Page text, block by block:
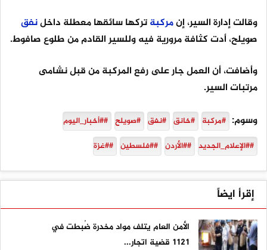
وقالت إدارة السير، إنمركبةتركها سائقها معطلة داخلنفق
صويلح، أدت كثافة مرورية فيه وللسير القادم من طلوع صافوط.
وأضافت، أن العمل جار على رفع المركبة من قبل نشامى
مرتبات السير.
وسوم: #مركبة #خانق #نفق #صويلح ##أخبار_اليوم
##الإعلام_الجديد ##الأردن ##فلسطين ##غزة
إقرأ ايضاً
الأمن العام يتلف مواد مخدرة ضُبطت في
1121 قضية اتجار...